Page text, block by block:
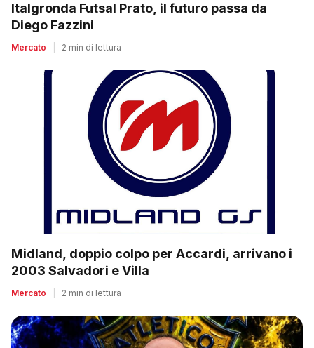
Italgronda Futsal Prato, il futuro passa da
Diego Fazzini
Mercato 2 min di lettura
Midland, doppio colpo per Accardi, arrivano i
2003 Salvadori e Villa
Mercato 2 min di lettura